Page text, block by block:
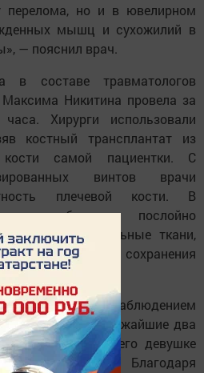
перелома, но и в ювелирном
мышц и сухожилий в
— пояснил врач.
в составе травматологов
Никитина провела за
Хирурги использовали
костный трансплантат из
самой пациентки. С
винтов врачи
плечевой кости. В
были послойно
и сухожильные ткани,
для сохранения
под наблюдением
врачей, в ближайшие два
после чего девушке
Благодаря